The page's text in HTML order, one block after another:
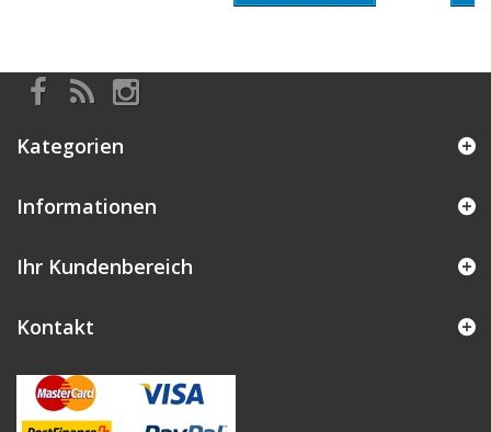
Kategorien
Informationen
Ihr Kundenbereich
Kontakt